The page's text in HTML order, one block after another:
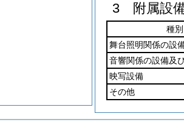
3 附属設
種別
舞台照明関係の設
音響関係の設備及
映写設備
その他